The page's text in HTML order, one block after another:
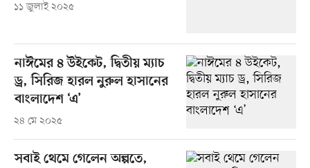
১১ জুলাই ২০২৫
নাঈমের ৪ উইকেট, দ্বিতীয় ম্যাচ
ড্র, সিরিজ হারল নুরুল হাসানের
বাংলাদেশ ‘এ’
২৪ মে ২০২৫
সবাই থেমে গেলেন অল্পতে,